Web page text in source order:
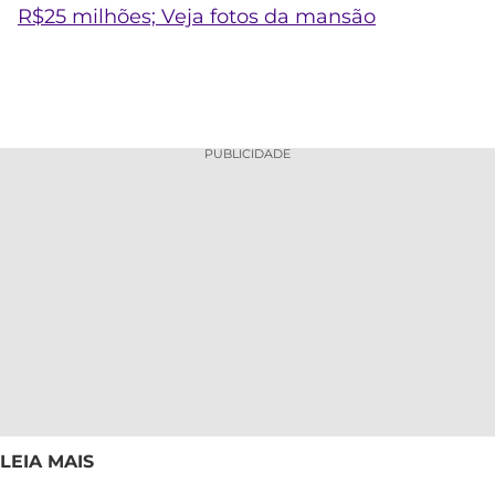
R$25 milhões; Veja fotos da mansão
PUBLICIDADE
LEIA MAIS